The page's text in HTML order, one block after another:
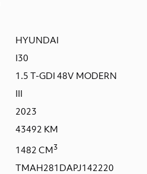
HYUNDAI
I30
1.5 T-GDI 48V MODERN
III
2023
43492 KM
1482 CM3
TMAH281DAPJ142220